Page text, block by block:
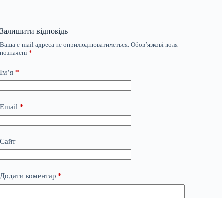
Залишити відповідь
Ваша e-mail адреса не оприлюднюватиметься. Обов’язкові поля
позначені *
Ім’я *
Email *
Сайт
Додати коментар *